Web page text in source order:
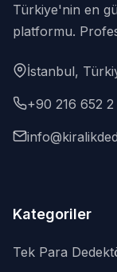
Türkiye'nin en
platformu.
İstanbul,
+90 216 652
Kategoriler
Tek Para